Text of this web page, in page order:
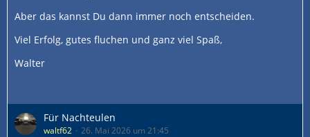
Aber das kannst Du dann immer noch entscheiden.
Viel Erfolg, gutes fluchen und ganz viel Spaß,
Walter
Für Nachteulen
waltf62 26. Mai 2026 um 21:45